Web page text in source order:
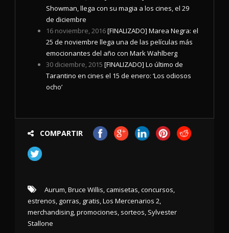
Showman, llega con su magia a los cines, el 29
de diciembre
16 noviembre, 2016[FINALIZADO] Marea Negra: el
25 de noviembre llega una de las películas más
emocionantes del año con Mark Wahlberg
30 diciembre, 2015 [FINALIZADO] Lo último de
Tarantino en cines el 15 de enero: ‘Los odiosos
ocho’
COMPARTIR
Aurum,Bruce Willis,camisetas,concursos,
estrenos, gorras, gratis,Los Mercenarios 2,
merchandising,promociones, sorteos, Sylvester
Stallone